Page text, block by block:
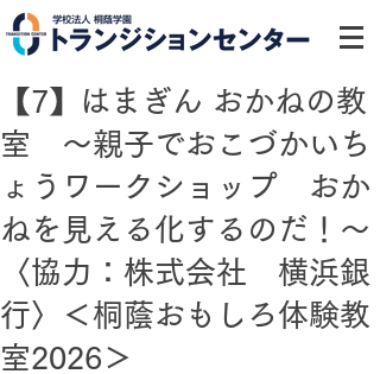
【7】はまぎん おかねの教
室 ～親子でおこづかいち
ょうワークショップ おか
ねを見える化するのだ！～
〈協力：株式会社 横浜銀
行〉＜桐蔭おもしろ体験教
室2026＞